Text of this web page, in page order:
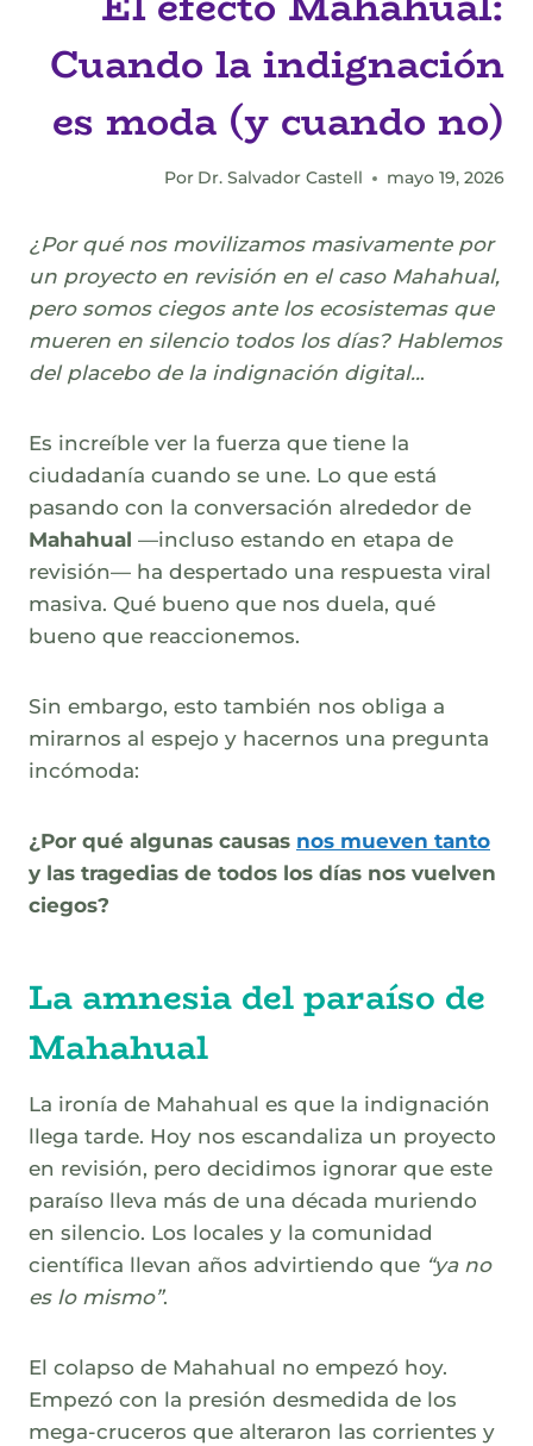
Cuando la indignación
es moda (y cuando no)
Por Dr. Salvador Castell mayo 19, 2026
¿Por qué nos movilizamos masivamente por
un proyecto en revisión en el caso Mahahual,
pero somos ciegos ante los ecosistemas que
mueren en silencio todos los días? Hablemos
del placebo de la indignación digital...
Es increíble ver la fuerza que tiene la
ciudadanía cuando se une. Lo que está
pasando con la conversación alrededor de
Mahahual —incluso estando en etapa de
revisión— ha despertado una respuesta viral
masiva. Qué bueno que nos duela, qué
bueno que reaccionemos.
Sin embargo, esto también nos obliga a
mirarnos al espejo y hacernos una pregunta
incómoda:
¿Por qué algunas causas nos mueven tanto
y las tragedias de todos los días nos vuelven
ciegos?
La amnesia del paraíso de
Mahahual
La ironía de Mahahual es que la indignación
llega tarde. Hoy nos escandaliza un proyecto
en revisión, pero decidimos ignorar que este
paraíso lleva más de una década muriendo
en silencio. Los locales y la comunidad
científica llevan años advirtiendo que “ya no
es lo mismo”.
El colapso de Mahahual no empezó hoy.
Empezó con la presión desmedida de los
mega-cruceros que alteraron las corrientes y